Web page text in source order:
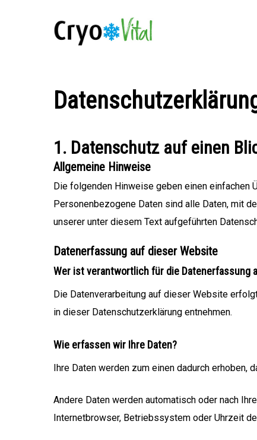
1. Datenschutz auf einen
Allgemeine Hinweise
Die folgenden Hinweise geben einen einfachen
Personenbezogene Daten sind alle Daten, mit
unserer unter diesem Text aufgeführten
Datenerfassung auf dieser Website
Wer ist verantwortlich für die Datenerfassung
Die Datenverarbeitung auf dieser Website
in dieser Datenschutzerklärung entnehmen.
Wie erfassen wir Ihre Daten?
Ihre Daten werden zum einen dadurch erhoben,
Andere Daten werden automatisch oder nach
Internetbrowser, Betriebssystem oder Uhrzeit